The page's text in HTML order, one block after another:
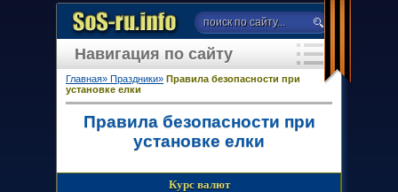
Главная» Праздники» Правила безопасности при
установке елки
Правила безопасности при
установке елки
Курс валют
Навигация по сайту